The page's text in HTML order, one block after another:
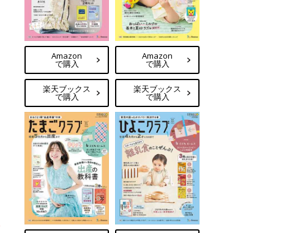
Amazon
で購入
楽天ブックス
で購入
Amazon
で購入
楽天ブックス
で購入